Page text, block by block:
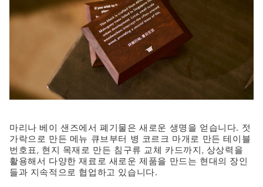
마리나 베이 샌즈에서 폐기물은 새로운 생명을 얻습니다. 젓
가락으로 만든 메뉴 큐브부터 병 코르크 마개로 만든 테이블
번호표, 현지 목재로 만든 침구류 교체 카드까지, 상상력을
활용해서 다양한 재료로 새로운 제품을 만드는 현대의 장인
들과 지속적으로 협업하고 있습니다.